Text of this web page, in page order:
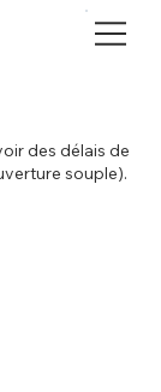
des délais de
souple).